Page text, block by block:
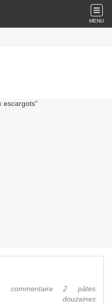
MENU
commentaire 2 pâtes
3 douzaines